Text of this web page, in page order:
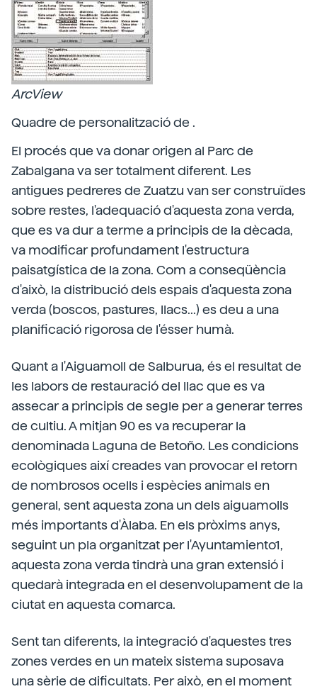
ArcView
Quadre de personalització de .
El procés que va donar origen al Parc de
Zabalgana va ser totalment diferent. Les
antigues pedreres de Zuatzu van ser construïdes
sobre restes, l'adequació d'aquesta zona verda,
que es va dur a terme a principis de la dècada,
va modificar profundament l'estructura
paisatgística de la zona. Com a conseqüència
d'això, la distribució dels espais d'aquesta zona
verda (boscos, pastures, llacs...) es deu a una
planificació rigorosa de l'ésser humà.
Quant a l'Aiguamoll de Salburua, és el resultat de
les labors de restauració del llac que es va
assecar a principis de segle per a generar terres
de cultiu. A mitjan 90 es va recuperar la
denominada Laguna de Betoño. Les condicions
ecològiques així creades van provocar el retorn
de nombrosos ocells i espècies animals en
general, sent aquesta zona un dels aiguamolls
més importants d'Àlaba. En els pròxims anys,
seguint un pla organitzat per l'Ayuntamiento1,
aquesta zona verda tindrà una gran extensió i
quedarà integrada en el desenvolupament de la
ciutat en aquesta comarca.
Sent tan diferents, la integració d'aquestes tres
zones verdes en un mateix sistema suposava
una sèrie de dificultats. Per això, en el moment